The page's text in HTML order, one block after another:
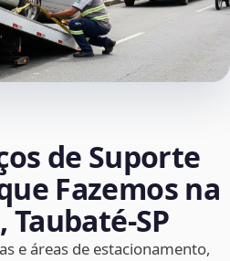
de Suporte
Fazemos na
Taubaté‑SP
e áreas de estacionamento,